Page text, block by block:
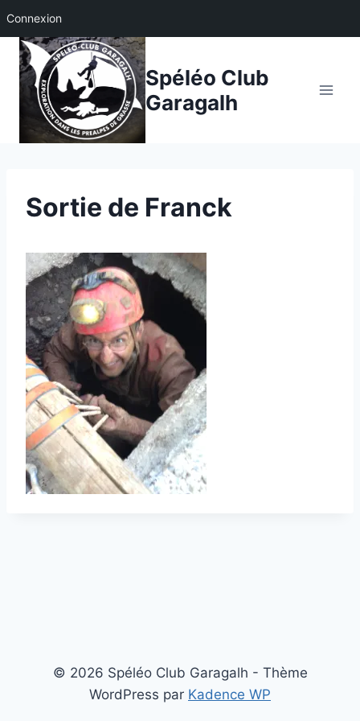
Connexion
Aller
contenu
Spéléo Club
Garagalh
Sortie de Franck
© 2026 Spéléo Club Garagalh - Thème
WordPress par Kadence WP